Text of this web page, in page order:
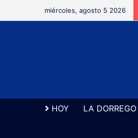
miércoles, agosto 5 2026
HOY LA DORREGO